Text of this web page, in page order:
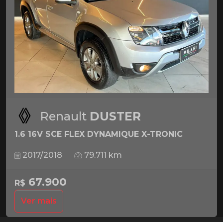
Renault DUSTER
1.6 16V SCE FLEX DYNAMIQUE X-TRONIC
2017/2018 79.711 km
R$ 67.900
Ver mais